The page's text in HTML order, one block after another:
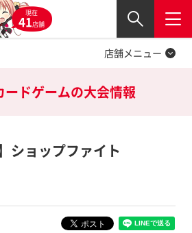
現在
41店舗 閉じる
店舗メニュー
ードゲームの大会情報
ショップファイト